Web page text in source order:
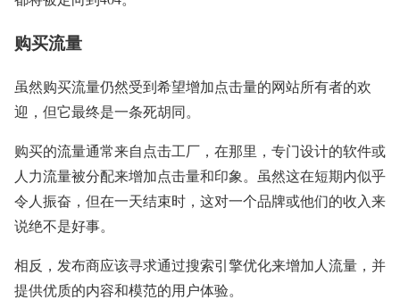
购买流量
虽然购买流量仍然受到希望增加点击量的网站所有者的欢
迎，但它最终是一条死胡同。
购买的流量通常来自点击工厂，在那里，专门设计的软件或
人力流量被分配来增加点击量和印象。虽然这在短期内似乎
令人振奋，但在一天结束时，这对一个品牌或他们的收入来
说绝不是好事。
相反，发布商应该寻求通过搜索引擎优化来增加人流量，并
提供优质的内容和模范的用户体验。